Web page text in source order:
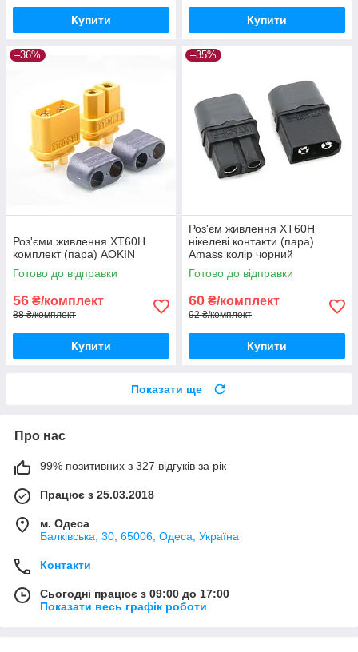
Купити Купити
–36%
Роз'єми живлення XT60H
комплект (пара) AOKIN
Готово до відправки
56 ₴/комплект
88 ₴/комплект
Купити
–35%
Роз'єм живлення XT60H
нікелеві контакти (пара)
Amass колір чорний
Готово до відправки
60 ₴/комплект
92 ₴/комплект
Купити
Показати ще
Про нас
99% позитивних з 327 відгуків за рік
Працює з 25.03.2018
м. Одеса
Балківська, 30, 65006, Одеса, Україна
Контакти
Сьогодні працює з 09:00 до 17:00
Показати весь графік роботи